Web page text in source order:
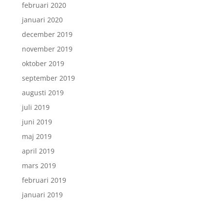
februari 2020
januari 2020
december 2019
november 2019
oktober 2019
september 2019
augusti 2019
juli 2019
juni 2019
maj 2019
april 2019
mars 2019
februari 2019
januari 2019